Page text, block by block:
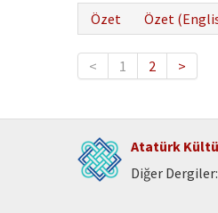
Özet
Özet
< 1 2 >
Atatürk
Diğer Dergiler: